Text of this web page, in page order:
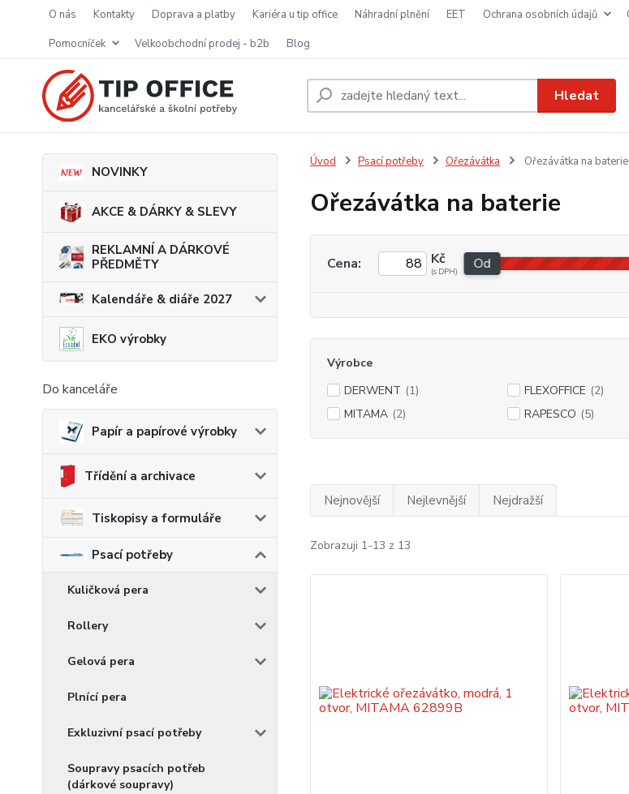
o nás kontakty doprava a platby kariéra u tip office náhradní plnění EET ochrana osobních údajů
pomocníček
velkoobchodní prodej - b2b blog
Hledat
NOVINKY
AKCE & DÁRKY & SLEVY
REKLAMNÍ A DÁRKOVÉ
PŘEDMĚTY
Kalendáře & diáře 2027
EKO výrobky
Do kanceláře
Papír a papírové výrobky
Třídění a archivace
Tiskopisy a formuláře
Psací potřeby
Kuličková pera
Rollery
Gelová pera
Plnící pera
Exkluzivní psací potřeby
Soupravy psacích potřeb
(dárkové soupravy)
Úvod Psací potřeby Ořezávátka Ořezávátka na baterie
Ořezávátka na baterie
Cena: Kč Od
Výrobce
DERWENT (1) FLEXOFFICE (2)
MITAMA (2) RAPESCO (5)
Nejnovější Nejlevnější Nejdražší
Zobrazuji 1-13 z 13